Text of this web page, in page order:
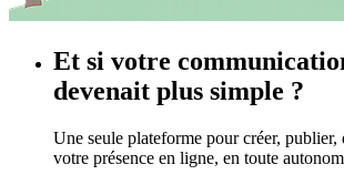
Et si votre
devenait plus simple ?
Une seule plateforme pour créer,
votre présence en ligne, en toute